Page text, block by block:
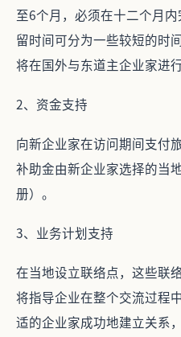
至6个月，必须在十二个月
留时间可分为一些较短的时
将在国外与东道主企业家进
2、资金支持
向新企业家在访问期间支付
补助金由新企业家选择的当
册）。
3、业务计划支持
在当地设立联络点，这些联
将指导企业在整个交流过程
适的企业家成功地建立关系